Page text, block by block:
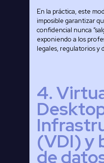
En la práctica, este
imposible garantizar
confidencial nunca
exponiendo a los
legales, regulatorios y
4.
(VDI) y
de